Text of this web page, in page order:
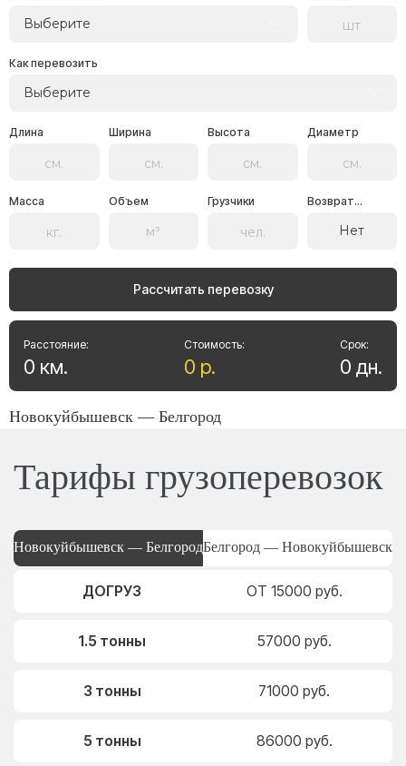
Выберите
Как перевозить
Выберите
Длина Ширина Высота Диаметр
Масса Объем Грузчики Возврат...
Нет
Рассчитать перевозку
Стоимость:
0 р.
Расстояние:
0 км.
Срок:
0 дн.
Новокуйбышевск — Белгород
Тарифы грузоперевозок
Новокуйбышевск — БелгородБелгород — Новокуйбышевск
ДОГРУЗ ОТ 15000 руб.
1.5 тонны 57000 руб.
3 тонны 71000 руб.
5 тонны 86000 руб.